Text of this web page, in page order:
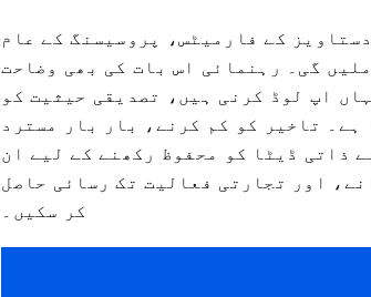
کے فارمیٹس، پروسیسنگ کے عام
گی۔ رہنمائی اس بات کی بھی وضاحت
اپ لوڈ کرنی ہیں، تصدیقی حیثیت کو
تاخیر کو کم کرنے، بار بار مسترد
ذاتی ڈیٹا کو محفوظ رکھنے کے لیے ان
اور تجارتی فعالیت تک رسائی حاصل
کر سکیں۔